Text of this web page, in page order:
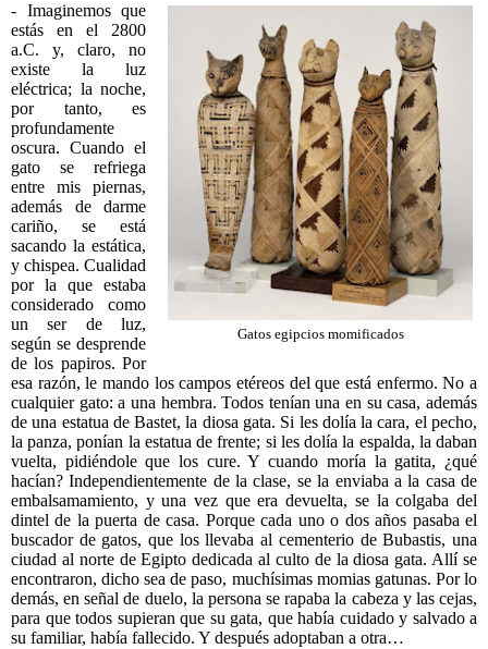
Gatos egipcios momificados
- Imaginemos que
estás en el 2800
a.C. y, claro, no
existe la luz
eléctrica; la noche,
por tanto, es
profundamente
oscura. Cuando el
gato se refriega
entre mis piernas,
además de darme
cariño, se está
sacando la estática,
y chispea. Cualidad
por la que estaba
considerado como
un ser de luz,
según se desprende
de los papiros. Por
esa razón, le mando los campos etéreos del que está enfermo. No a
cualquier gato: a una hembra. Todos tenían una en su casa, además
de una estatua de Bastet, la diosa gata. Si les dolía la cara, el pecho,
la panza, ponían la estatua de frente; si les dolía la espalda, la daban
vuelta, pidiéndole que los cure. Y cuando moría la gatita, ¿qué
hacían? Independientemente de la clase, se la enviaba a la casa de
embalsamamiento, y una vez que era devuelta, se la colgaba del
dintel de la puerta de casa. Porque cada uno o dos años pasaba el
buscador de gatos, que los llevaba al cementerio de Bubastis, una
ciudad al norte de Egipto dedicada al culto de la diosa gata. Allí se
encontraron, dicho sea de paso, muchísimas momias gatunas. Por lo
demás, en señal de duelo, la persona se rapaba la cabeza y las cejas,
para que todos supieran que su gata, que había cuidado y salvado a
su familiar, había fallecido. Y después adoptaban a otra…